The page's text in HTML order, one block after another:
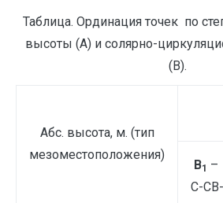
Таблица. Ординация точек по
высоты (А) и солярно-
(В).
Абс. высота, м. (тип
мезоместоположения)
В1 –
С-